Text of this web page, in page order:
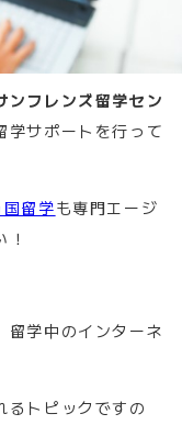
ンフレンズ留学セン
学サポートを行って
留学も専門エージ
留学中のインターネ
るトピックですの